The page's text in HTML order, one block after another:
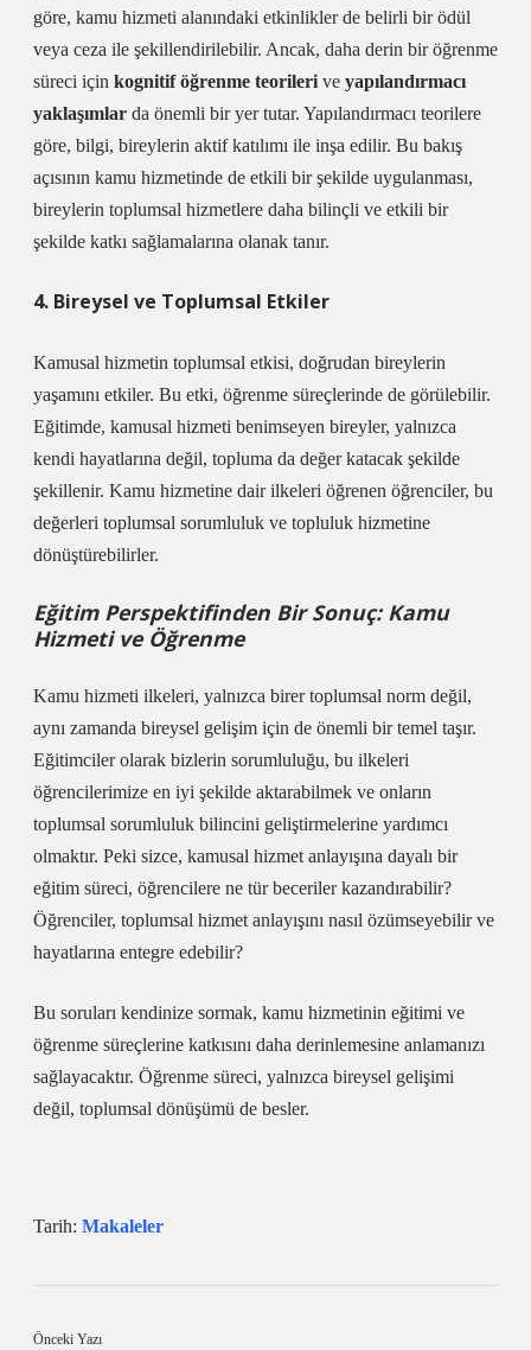
göre, kamu hizmeti alanındaki etkinlikler de belirli bir ödül
veya ceza ile şekillendirilebilir. Ancak, daha derin bir öğrenme
süreci için kognitif öğrenme teorileri ve yapılandırmacı
yaklaşımlar da önemli bir yer tutar. Yapılandırmacı teorilere
göre, bilgi, bireylerin aktif katılımı ile inşa edilir. Bu bakış
açısının kamu hizmetinde de etkili bir şekilde uygulanması,
bireylerin toplumsal hizmetlere daha bilinçli ve etkili bir
şekilde katkı sağlamalarına olanak tanır.
4. Bireysel ve Toplumsal Etkiler
Kamusal hizmetin toplumsal etkisi, doğrudan bireylerin
yaşamını etkiler. Bu etki, öğrenme süreçlerinde de görülebilir.
Eğitimde, kamusal hizmeti benimseyen bireyler, yalnızca
kendi hayatlarına değil, topluma da değer katacak şekilde
şekillenir. Kamu hizmetine dair ilkeleri öğrenen öğrenciler, bu
değerleri toplumsal sorumluluk ve topluluk hizmetine
dönüştürebilirler.
Eğitim Perspektifinden Bir Sonuç: Kamu
Hizmeti ve Öğrenme
Kamu hizmeti ilkeleri, yalnızca birer toplumsal norm değil,
aynı zamanda bireysel gelişim için de önemli bir temel taşır.
Eğitimciler olarak bizlerin sorumluluğu, bu ilkeleri
öğrencilerimize en iyi şekilde aktarabilmek ve onların
toplumsal sorumluluk bilincini geliştirmelerine yardımcı
olmaktır. Peki sizce, kamusal hizmet anlayışına dayalı bir
eğitim süreci, öğrencilere ne tür beceriler kazandırabilir?
Öğrenciler, toplumsal hizmet anlayışını nasıl özümseyebilir ve
hayatlarına entegre edebilir?
Bu soruları kendinize sormak, kamu hizmetinin eğitimi ve
öğrenme süreçlerine katkısını daha derinlemesine anlamanızı
sağlayacaktır. Öğrenme süreci, yalnızca bireysel gelişimi
değil, toplumsal dönüşümü de besler.
Tarih: Makaleler
Önceki Yazı